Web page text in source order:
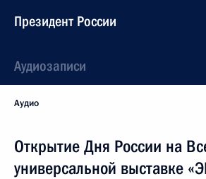
Президент России
Аудиозаписи
Аудио
Открытие Дня России на
универсальной выставке